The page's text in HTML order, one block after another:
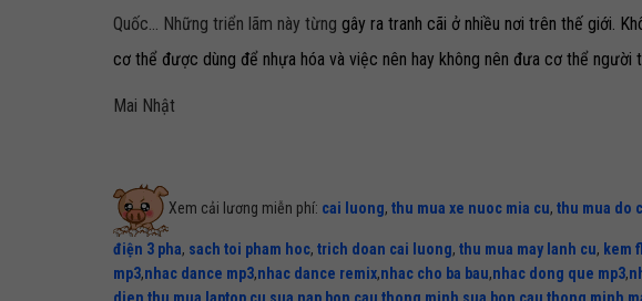
Quốc... Những triển lãm này từng gây ra tranh cãi ở nhiều nơi trên thế giới.
cơ thể được dùng để nhựa hóa và việc nên hay không nên đưa cơ thể người
Mai Nhật
Xem cải lương miễn phí: cai luong, thu mua xe nuoc mia cu, thu mua do
điện 3 pha, sach toi pham hoc, trich doan cai luong, thu mua may lanh cu, kem
mp3,nhac dance mp3,nhac dance remix,nhac cho ba bau,nhac dong que mp3,